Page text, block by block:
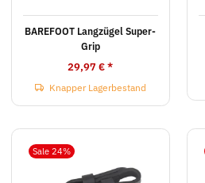
BAREFOOT Langzügel Super-
Grip
29,97 €*
Knapper Lagerbestand
Sale 24%